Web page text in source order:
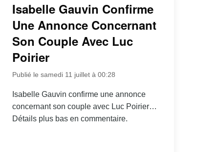
Isabelle Gauvin Confirme
Une Annonce Concernant
Son Couple Avec Luc
Poirier
Publié le samedi 11 juillet à 00:28
Isabelle Gauvin confirme une annonce
concernant son couple avec Luc Poirier…
Détails plus bas en commentaire.